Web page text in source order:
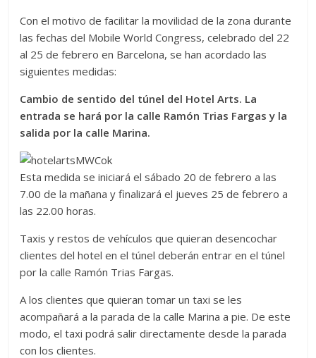
Con el motivo de facilitar la movilidad de la zona durante
las fechas del Mobile World Congress, celebrado del 22
al 25 de febrero en Barcelona, se han acordado las
siguientes medidas:
Cambio de sentido del túnel del Hotel Arts. La
entrada se hará por la calle Ramón Trias Fargas y la
salida por la calle Marina.
Esta medida se iniciará el sábado 20 de febrero a las
7.00 de la mañana y finalizará el jueves 25 de febrero a
las 22.00 horas.
Taxis y restos de vehículos que quieran desencochar
clientes del hotel en el túnel deberán entrar en el túnel
por la calle Ramón Trias Fargas.
A los clientes que quieran tomar un taxi se les
acompañará a la parada de la calle Marina a pie. De este
modo, el taxi podrá salir directamente desde la parada
con los clientes.